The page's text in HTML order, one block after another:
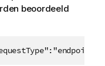
beoordeeld